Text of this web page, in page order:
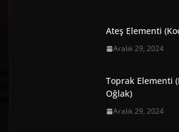
Ateş Elementi
Aralık 29, 2024
Toprak Elementi
Oğlak)
Aralık 29, 2024